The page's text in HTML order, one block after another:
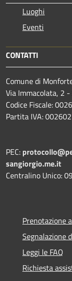
Luoghi
Eventi
CONTATTI
Comune di
Via Immacolata, 2
Codice Fiscale:
Partita IVA:
PEC:
sangiorgio.me.it
Centralino Unico:
Prenotazione
Segnalazione
Leggi le FAQ
Richiesta